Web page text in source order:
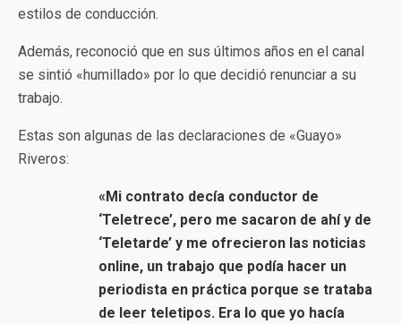
estilos de conducción.
Además, reconoció que en sus últimos años en el canal
se sintió «humillado» por lo que decidió renunciar a su
trabajo.
Estas son algunas de las declaraciones de «Guayo»
Riveros:
«Mi contrato decía conductor de
‘Teletrece’, pero me sacaron de ahí y de
‘Teletarde’ y me ofrecieron las noticias
online, un trabajo que podía hacer un
periodista en práctica porque se trataba
de leer teletipos. Era lo que yo hacía